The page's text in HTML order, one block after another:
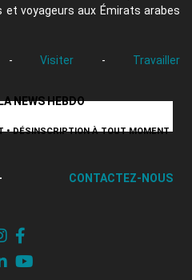
voyageurs aux Émirats arabes
- Visiter - Travailler
NEWS HEBDO
• DÉSINSCRIPTION À TOUT MOMENT
CONTACTEZ-NOUS